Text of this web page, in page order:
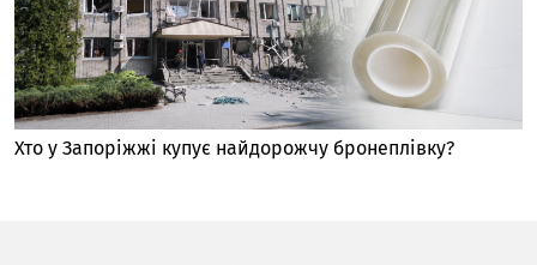
Хто у Запоріжжі купує найдорожчу бронеплівку?